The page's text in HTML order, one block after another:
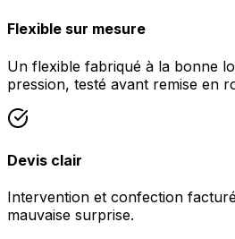
Flexible sur mesure
Un flexible fabriqué à la bonne
pression, testé avant remise en
Devis clair
Intervention et confection
mauvaise surprise.